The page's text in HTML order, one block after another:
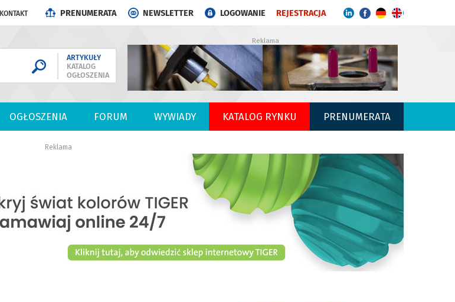
KONTAKT PRENUMERATA NEWSLETTER LOGOWANIE REJESTRACJA
ARTYKUŁY
KATALOG
OGŁOSZENIA
Reklama
OGŁOSZENIA FORUM WYWIADY KATALOG RYNKU PRENUMERATA
Reklama